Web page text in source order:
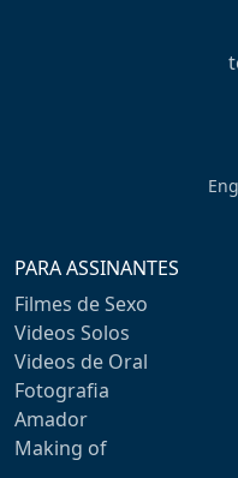
PARA ASSINANTES
Filmes de Sexo
Videos Solos
Videos de Oral
Fotografia
Amador
Making of